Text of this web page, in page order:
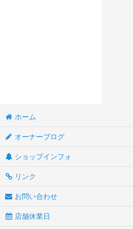
ホーム
オーナーブログ
ショップインフォ
リンク
お問い合わせ
店舗休業日